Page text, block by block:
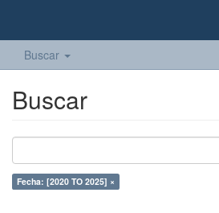
Buscar
Buscar
Fecha: [2020 TO 2025] ×